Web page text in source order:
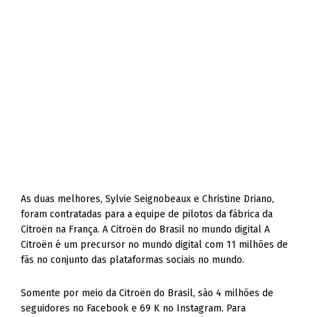
As duas melhores, Sylvie Seignobeaux e Christine Driano,
foram contratadas para a equipe de pilotos da fábrica da
Citroën na França. A Citroën do Brasil no mundo digital A
Citroën é um precursor no mundo digital com 11 milhões de
fãs no conjunto das plataformas sociais no mundo.
Somente por meio da Citroën do Brasil, são 4 milhões de
seguidores no Facebook e 69 K no Instagram. Para